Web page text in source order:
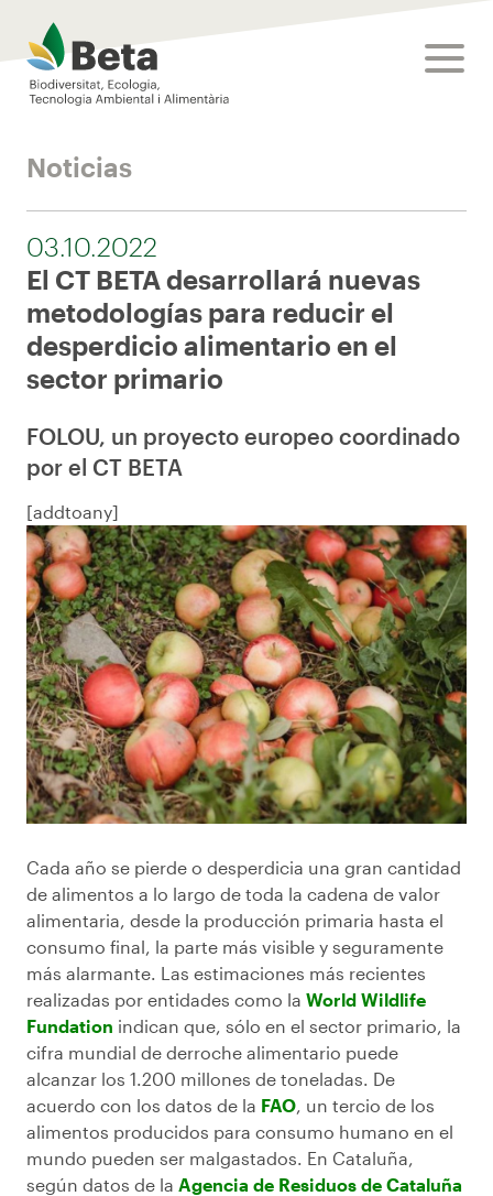
Beta Tech Center
Noticias
03.10.2022
El CT BETA desarrollará nuevas
metodologías para reducir el
desperdicio alimentario en el
sector primario
FOLOU, un proyecto europeo coordinado
por el CT BETA
[addtoany]
Cada año se pierde o desperdicia una gran cantidad
de alimentos a lo largo de toda la cadena de valor
alimentaria, desde la producción primaria hasta el
consumo final, la parte más visible y seguramente
más alarmante. Las estimaciones más recientes
realizadas por entidades como la World Wildlife
Fundation indican que, sólo en el sector primario, la
cifra mundial de derroche alimentario puede
alcanzar los 1.200 millones de toneladas. De
acuerdo con los datos de la FAO, un tercio de los
alimentos producidos para consumo humano en el
mundo pueden ser malgastados. En Cataluña,
según datos de la Agencia de Residuos de Cataluña